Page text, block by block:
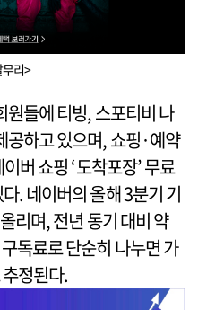
리>
원들에 티빙, 스포티비 나
공하고 있으며, 쇼핑·예약
버 쇼핑 ‘도착포장’ 무료
. 네이버의 올해 3분기 기
리며, 전년 동기 대비 약
독료로 단순히 나누면 가
정된다.